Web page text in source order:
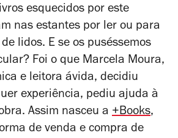
esquecidos por este
nas estantes por ler ou para
lidos. E se os puséssemos
Foi o que Marcela Moura,
e leitora ávida, decidiu
experiência, pediu ajuda à
Assim nasceu a +Books,
de venda e compra de